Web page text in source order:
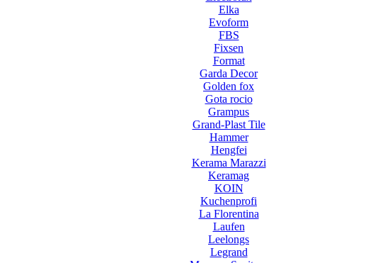
Elka
Evoform
FBS
Fixsen
Format
Garda Decor
Golden fox
Gota rocio
Grampus
Grand-Plast Tile
Hammer
Hengfei
Kerama Marazzi
Keramag
KOIN
Kuchenprofi
La Florentina
Laufen
Leelongs
Legrand